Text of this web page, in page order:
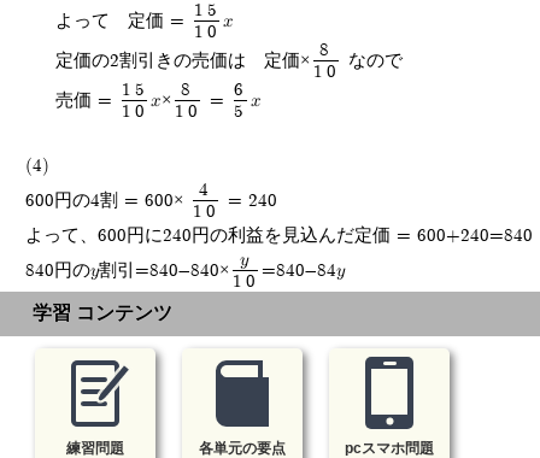
よって 定価 =
15
10
x
定価の2割引きの売価は 定価×
8
10
なので
売価 =
15
10
x×
8
10
=
6
5
x
(4)
600円の4割 = 600×
4
10
= 240
よって、600円に240円の利益を見込んだ定価 = 600+240=840
840円のy割引=840-840×
y
10
=840-84y
学習 コンテンツ
練習問題 各単元の要点 pcスマホ問題